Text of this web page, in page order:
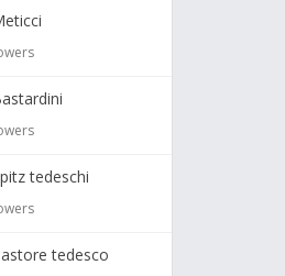
tedeschi
tedesco